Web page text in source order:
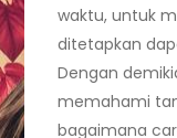
waktu, untuk
ditetapkan
Dengan
memahami
bagaimana